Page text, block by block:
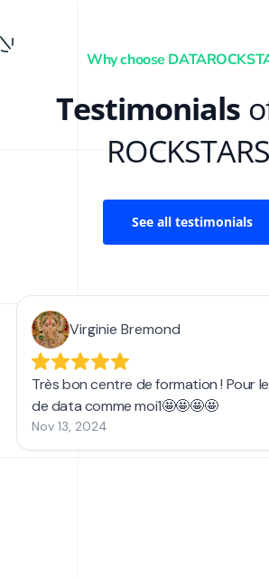
Why choose
Testimonials
See all testimonials
Virginie Bremond
Très bon centre de formation ! Pour les passionnés
de data comme moi1🤩🤩🤩🤩
Nov 13, 2024